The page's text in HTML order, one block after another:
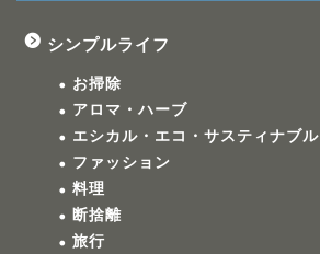
シンプルライフ
お掃除
アロマ・ハーブ
エシカル・エコ・サスティナブル
ファッション
料理
断捨離
旅行